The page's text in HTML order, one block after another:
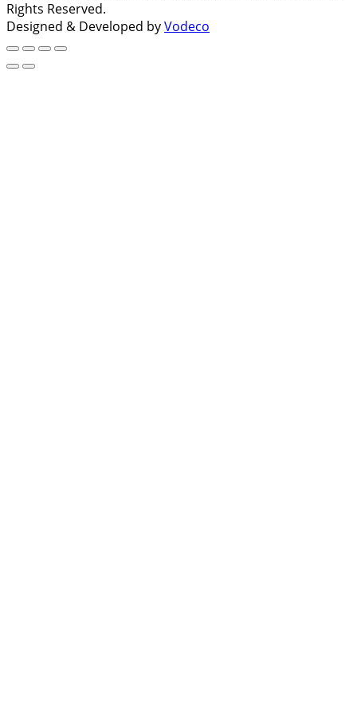
Rights Reserved.
Designed & Developed byVodeco